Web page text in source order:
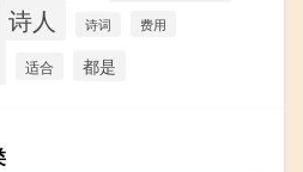
诗人 诗词 费用
适合 都是